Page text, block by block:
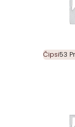
Čipsi53